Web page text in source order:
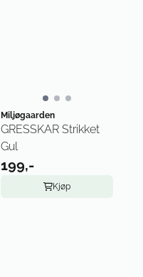
Miljøgaarden
GRESSKAR Strikket
Gul
199,-
Kjøp